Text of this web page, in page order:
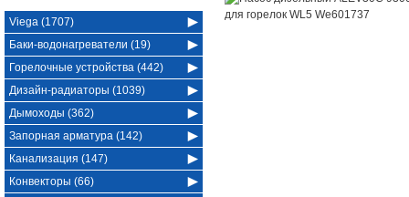
Viega (1707)
Баки-водонагреватели (19)
Горелочные устройства (442)
Дизайн-радиаторы (1039)
Дымоходы (362)
Запорная арматура (142)
Канализация (147)
Конвекторы (66)